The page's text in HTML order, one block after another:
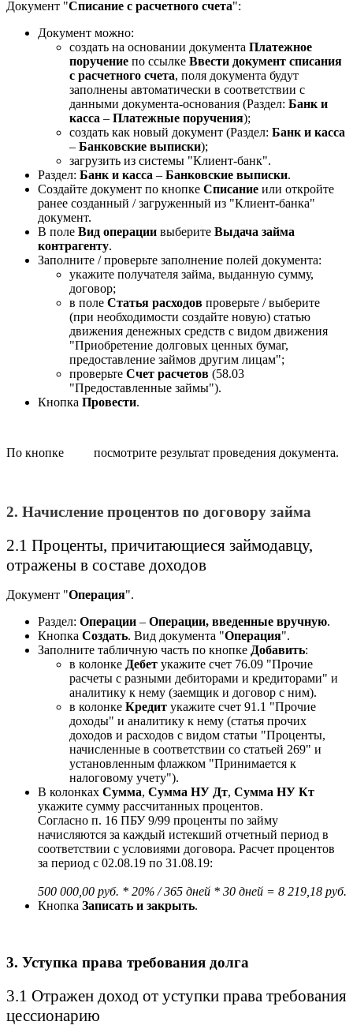
Документ "Списание с расчетного счета":
Документ можно:
создать на основании документа Платежное
поручение по ссылке Ввести документ списания
с расчетного счета, поля документа будут
заполнены автоматически в соответствии с
данными документа-основания (Раздел: Банк и
касса – Платежные поручения);
создать как новый документ (Раздел: Банк и касса
– Банковские выписки);
загрузить из системы "Клиент-банк".
Раздел: Банк и касса – Банковские выписки.
Создайте документ по кнопке Списание или откройте
ранее созданный / загруженный из "Клиент-банка"
документ.
В поле Вид операции выберите Выдача займа
контрагенту.
Заполните / проверьте заполнение полей документа:
укажите получателя займа, выданную сумму,
договор;
в поле Статья расходов проверьте / выберите
(при необходимости создайте новую) статью
движения денежных средств с видом движения
"Приобретение долговых ценных бумаг,
предоставление займов другим лицам";
проверьте Счет расчетов (58.03
"Предоставленные займы").
Кнопка Провести.
По кнопке посмотрите результат проведения документа.
2. Начисление процентов по договору займа
2.1 Проценты, причитающиеся займодавцу,
отражены в составе доходов
Документ "Операция".
Раздел: Операции – Операции, введенные вручную.
Кнопка Создать. Вид документа "Операция".
Заполните табличную часть по кнопке Добавить:
в колонке Дебет укажите счет 76.09 "Прочие
расчеты с разными дебиторами и кредиторами" и
аналитику к нему (заемщик и договор с ним).
в колонке Кредит укажите счет 91.1 "Прочие
доходы" и аналитику к нему (статья прочих
доходов и расходов с видом статьи "Проценты,
начисленные в соответствии со статьей 269" и
установленным флажком "Принимается к
налоговому учету").
В колонках Сумма, Сумма НУ Дт, Сумма НУ Кт
укажите сумму рассчитанных процентов.
Согласно п. 16 ПБУ 9/99 проценты по займу
начисляются за каждый истекший отчетный период в
соответствии с условиями договора. Расчет процентов
за период с 02.08.19 по 31.08.19:
500 000,00 руб. * 20% / 365 дней * 30 дней = 8 219,18 руб.
Кнопка Записать и закрыть.
3. Уступка права требования долга
3.1 Отражен доход от уступки права требования
цессионарию